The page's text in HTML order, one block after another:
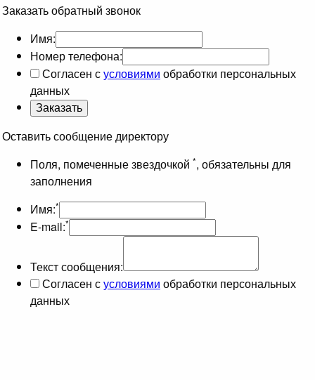
Заказать обратный звонок
Имя:
Номер телефона:
Согласен сусловиями обработки персональных
данных
Оставить сообщение директору
Поля, помеченные звездочкой *, обязательны для
заполнения
Имя:*
E-mail:*
Текст сообщения:
Согласен сусловиями обработки персональных
данных